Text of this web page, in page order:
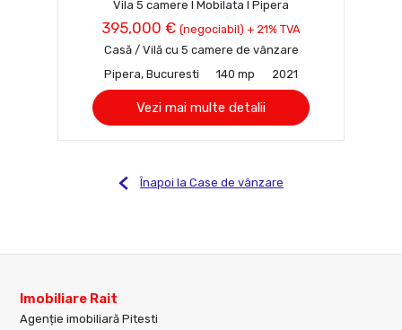
Vila 5 camere I Mobilata I Pipera
395,000 € (negociabil) + 21% TVA
Casă / Vilă cu 5 camere de vânzare
Pipera, Bucuresti
140 mp 2021
Vezi mai multe detalii
Înapoi la Case de vânzare
Imobiliare Rait
Agenție imobiliară Pitesti